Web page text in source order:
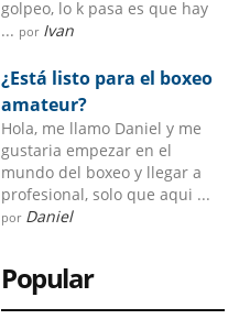
golpeo, lo k pasa es que hay
... por Ivan
¿Está listo para el boxeo
amateur?
Hola, me llamo Daniel y me
gustaria empezar en el
mundo del boxeo y llegar a
profesional, solo que aqui ...
por Daniel
Popular